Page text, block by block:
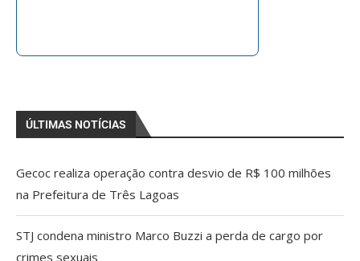
ÚLTIMAS NOTÍCIAS
Gecoc realiza operação contra desvio de R$ 100 milhões
na Prefeitura de Três Lagoas
STJ condena ministro Marco Buzzi a perda de cargo por
crimes sexuais